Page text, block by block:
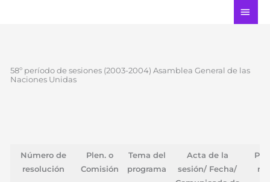
58º período de sesiones (2003-2004) Asamblea General de las
Naciones Unidas
Número de
resolución
Plen. o
Comisión
Tema del
programa
Acta de la
sesión/ Fecha/